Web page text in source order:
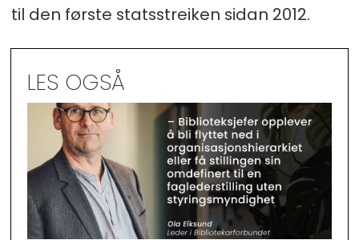
til den første statsstreiken sidan 2012.
LES OGSÅ